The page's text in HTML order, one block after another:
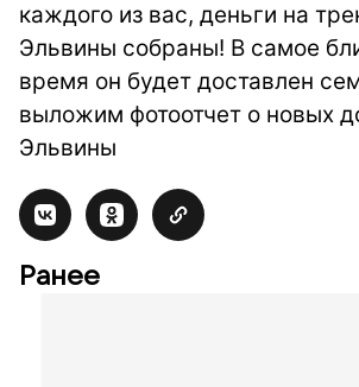
каждого из вас, деньги на
Эльвины собраны! В самое
время он будет доставлен
выложим фотоотчет о новых
Эльвины
Ранее